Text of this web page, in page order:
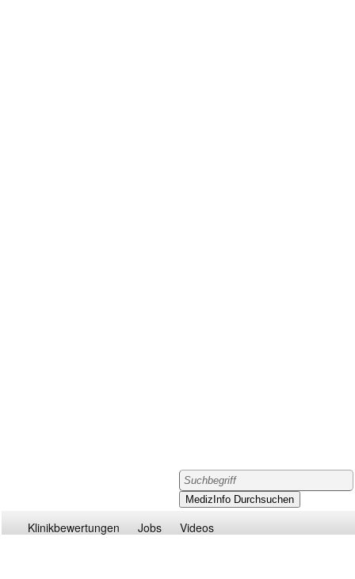
Klinikbewertungen Jobs Videos